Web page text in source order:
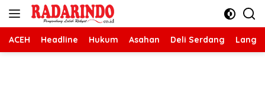
Langsung
ACEH Headline Hukum Asahan Deli Serdang